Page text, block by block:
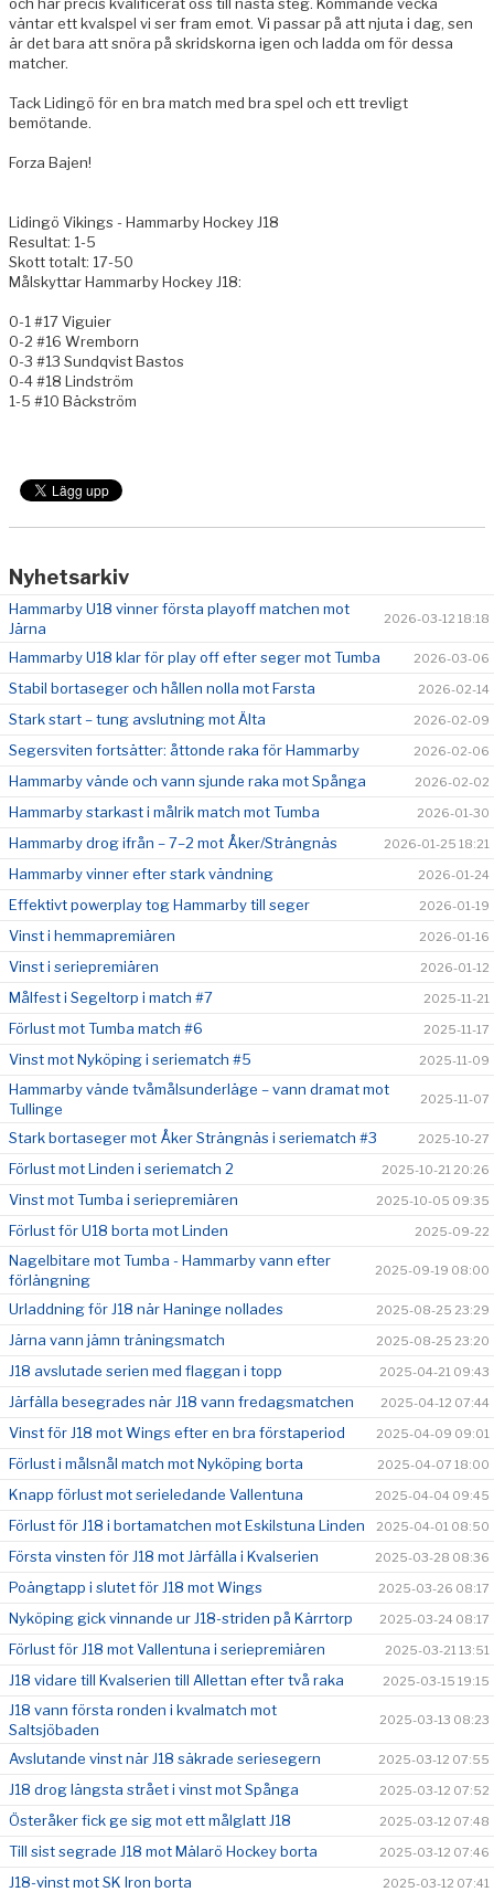
väntar ett kvalspel vi ser fram emot. Vi passar på att njuta i dag, sen
är det bara att snöra på skridskorna igen och ladda om för dessa
matcher.
Tack Lidingö för en bra match med bra spel och ett trevligt
bemötande.
Forza Bajen!
Lidingö Vikings - Hammarby Hockey J18
Resultat: 1-5
Skott totalt: 17-50
Målskyttar Hammarby Hockey J18:
0-1 #17 Viguier
0-2 #16 Wremborn
0-3 #13 Sundqvist Bastos
0-4 #18 Lindström
1-5 #10 Bäckström
Nyhetsarkiv
Hammarby U18 vinner första playoff matchen mot
Järna
2026-03-12 18:18
Hammarby U18 klar för play off efter seger mot Tumba 2026-03-06
Stabil bortaseger och hållen nolla mot Farsta 2026-02-14
Stark start – tung avslutning mot Älta 2026-02-09
Segersviten fortsätter: åttonde raka för Hammarby 2026-02-06
Hammarby vände och vann sjunde raka mot Spånga 2026-02-02
Hammarby starkast i målrik match mot Tumba 2026-01-30
Hammarby drog ifrån – 7–2 mot Åker/Strängnäs 2026-01-25 18:21
Hammarby vinner efter stark vändning 2026-01-24
Effektivt powerplay tog Hammarby till seger 2026-01-19
Vinst i hemmapremiären 2026-01-16
Vinst i seriepremiären 2026-01-12
Målfest i Segeltorp i match #7 2025-11-21
Förlust mot Tumba match #6 2025-11-17
Vinst mot Nyköping i seriematch #5 2025-11-09
Hammarby vände tvåmålsunderläge – vann dramat mot
Tullinge
2025-11-07
Stark bortaseger mot Åker Strängnäs i seriematch #3 2025-10-27
Förlust mot Linden i seriematch 2 2025-10-21 20:26
Vinst mot Tumba i seriepremiären 2025-10-05 09:35
Förlust för U18 borta mot Linden 2025-09-22
Nagelbitare mot Tumba - Hammarby vann efter
förlängning
2025-09-19 08:00
Urladdning för J18 när Haninge nollades 2025-08-25 23:29
Järna vann jämn träningsmatch 2025-08-25 23:20
J18 avslutade serien med flaggan i topp 2025-04-21 09:43
Järfälla besegrades när J18 vann fredagsmatchen 2025-04-12 07:44
Vinst för J18 mot Wings efter en bra förstaperiod 2025-04-09 09:01
Förlust i målsnål match mot Nyköping borta 2025-04-07 18:00
Knapp förlust mot serieledande Vallentuna 2025-04-04 09:45
Förlust för J18 i bortamatchen mot Eskilstuna Linden 2025-04-01 08:50
Första vinsten för J18 mot Järfälla i Kvalserien 2025-03-28 08:36
Poängtapp i slutet för J18 mot Wings 2025-03-26 08:17
Nyköping gick vinnande ur J18-striden på Kärrtorp 2025-03-24 08:17
Förlust för J18 mot Vallentuna i seriepremiären 2025-03-21 13:51
J18 vidare till Kvalserien till Allettan efter två raka 2025-03-15 19:15
J18 vann första ronden i kvalmatch mot
Saltsjöbaden
2025-03-13 08:23
Avslutande vinst när J18 säkrade seriesegern 2025-03-12 07:55
J18 drog längsta strået i vinst mot Spånga 2025-03-12 07:52
Österåker fick ge sig mot ett målglatt J18 2025-03-12 07:48
Till sist segrade J18 mot Mälarö Hockey borta 2025-03-12 07:46
J18-vinst mot SK Iron borta 2025-03-12 07:41